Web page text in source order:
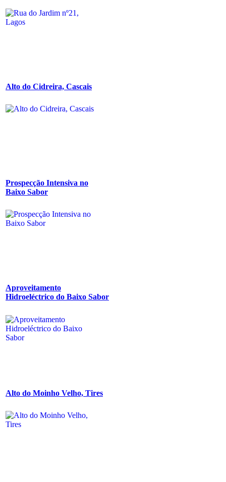
Alto do Cidreira, Cascais
Prospecção Intensiva no
Baixo Sabor
Aproveitamento
Hidroeléctrico do Baixo Sabor
Alto do Moinho Velho, Tires